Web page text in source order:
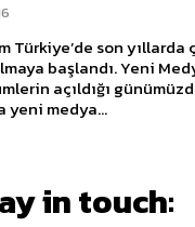
Türkiye’de son yıllarda
başlandı. Yeni
açıldığı
yeni medya...
in touch: